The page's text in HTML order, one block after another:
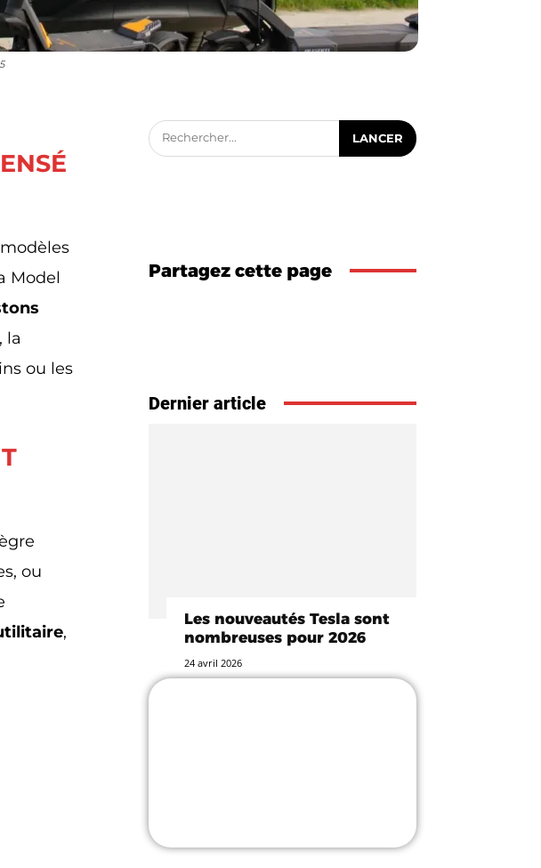
Model
la
ou les
ou
,
Rechercher... LANCER
Partagez cette page
Dernier article
Les nouveautés Tesla sont
nombreuses pour 2026
24 avril 2026